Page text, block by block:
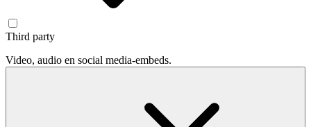
Third party
Video, audio en social media-embeds.